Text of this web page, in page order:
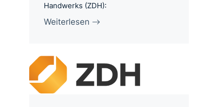
Handwerks (ZDH):
Weiterlesen